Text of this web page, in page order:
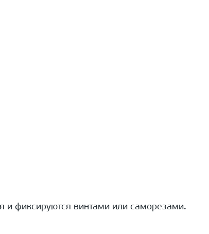
фиксируются винтами или саморезами.